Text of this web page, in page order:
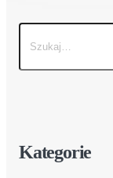
Kategorie